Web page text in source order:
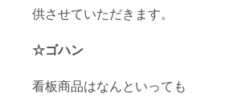
供させていただきます。
☆ゴハン
看板商品はなんといっても